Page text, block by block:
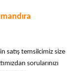
satış temsilcimiz size
sorularınızı